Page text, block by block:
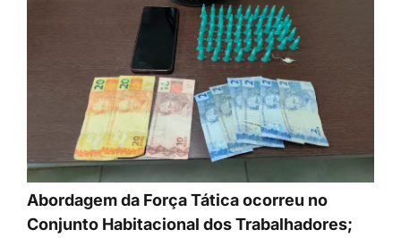
Abordagem da Força Tática ocorreu no
Conjunto Habitacional dos Trabalhadores;